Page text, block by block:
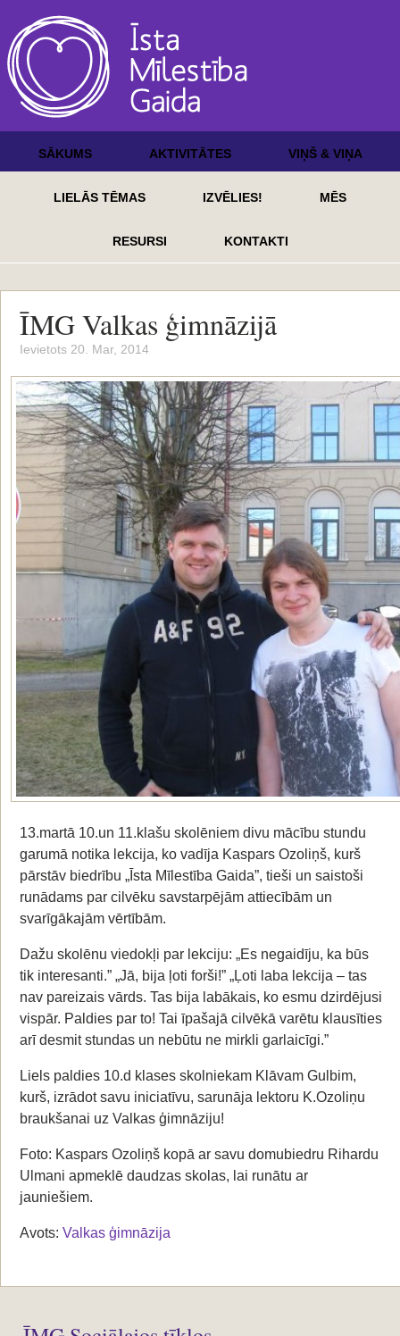
SĀKUMS AKTIVITĀTES VIŅŠ & VIŅA
LIELĀS TĒMAS IZVĒLIES! MĒS
RESURSI KONTAKTI
ĪMG Valkas ģimnāzijā
Ievietots 20. Mar, 2014
13.martā 10.un 11.klašu skolēniem divu mācību stundu
garumā notika lekcija, ko vadīja Kaspars Ozoliņš, kurš
pārstāv biedrību „Īsta Mīlestība Gaida”, tieši un saistoši
runādams par cilvēku savstarpējām attiecībām un
svarīgākajām vērtībām.
Dažu skolēnu viedokļi par lekciju: „Es negaidīju, ka būs
tik interesanti.” „Jā, bija ļoti forši!” „Ļoti laba lekcija – tas
nav pareizais vārds. Tas bija labākais, ko esmu dzirdējusi
vispār. Paldies par to! Tai īpašajā cilvēkā varētu klausīties
arī desmit stundas un nebūtu ne mirkli garlaicīgi.”
Liels paldies 10.d klases skolniekam Klāvam Gulbim,
kurš, izrādot savu iniciatīvu, sarunāja lektoru K.Ozoliņu
braukšanai uz Valkas ģimnāziju!
Foto: Kaspars Ozoliņš kopā ar savu domubiedru Rihardu
Ulmani apmeklē daudzas skolas, lai runātu ar
jauniešiem.
Avots: Valkas ģimnāzija